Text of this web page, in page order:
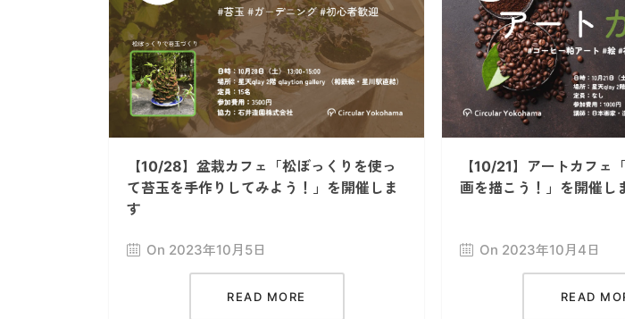
【10/28】盆栽カフェ「松ぼっくりを使っ
て苔玉を手作りしてみよう！」を開催しま
す
On 2023年10月5日
READ MORE
【10/21】アートカフェ
画を描こう！」を開催し
On 2023年10月4日
READ